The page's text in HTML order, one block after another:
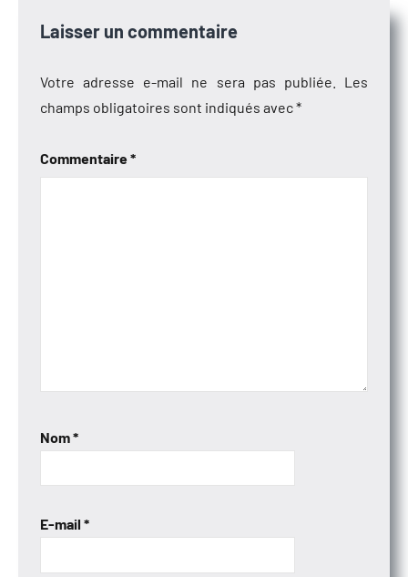
Laisser un commentaire
Votre adresse e-mail ne sera pas publiée.
Les
champs obligatoires sont indiqués avec*
Commentaire*
Nom*
E-mail *